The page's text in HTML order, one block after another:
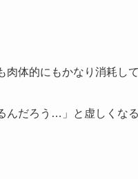
体的にもかなり消耗し
んだろう…」と虚しくな